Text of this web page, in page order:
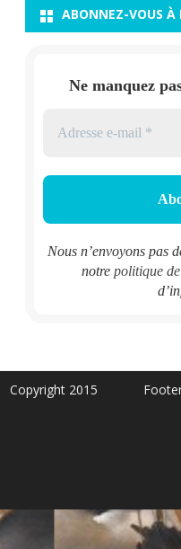
ABONNEZ-VOUS À
Ne manquez
Nous n’envoyons pas
notre politique
Copyright 2015